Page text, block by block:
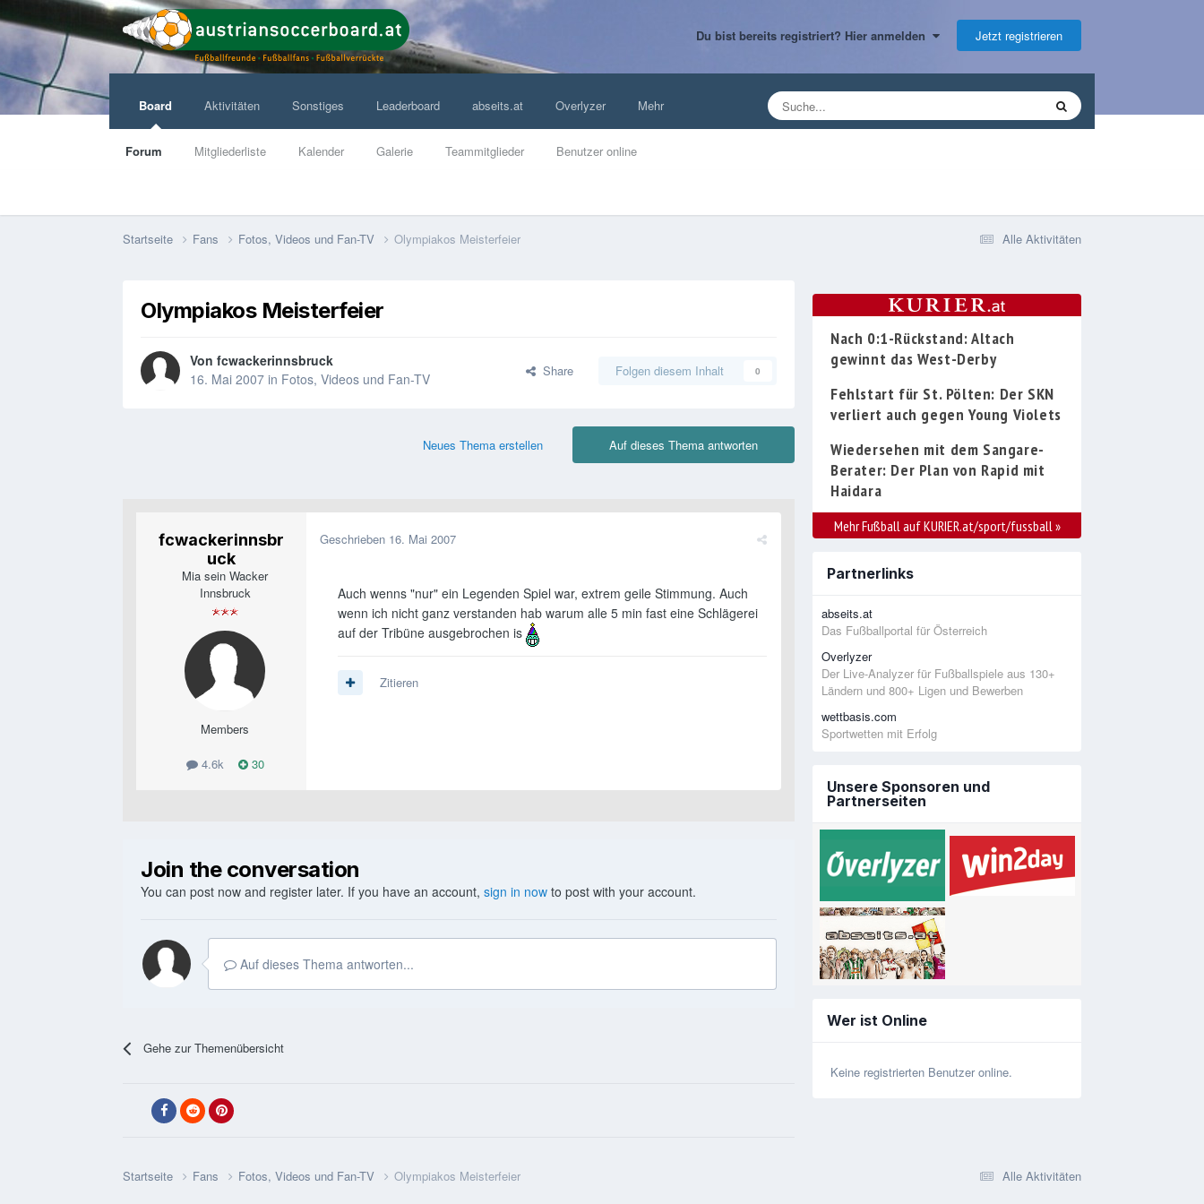
Du bist bereits registriert? Hier anmelden Jetzt registrieren
Board
Forum Mitgliederliste Kalender Galerie Teammitglieder Benutzer online
Aktivitäten Sonstiges Leaderboard abseits.at Overlyzer Mehr
Alle Aktivitäten
Startseite Fans Fotos, Videos und Fan-TV Olympiakos Meisterfeier
Olympiakos Meisterfeier
Von fcwackerinnsbruck
16. Mai 2007 in Fotos, Videos und Fan-TV Share Folgen diesem Inhalt 0
Auf dieses Thema antworten
Neues Thema erstellen
fcwackerinnsbr
uck
Mia sein Wacker
Innsbruck
Members
4.6k 30
Geschrieben 16. Mai 2007
Auch wenns "nur" ein Legenden Spiel war, extrem geile Stimmung. Auch
wenn ich nicht ganz verstanden hab warum alle 5 min fast eine Schlägerei
auf der Tribüne ausgebrochen is
Zitieren
Join the conversation
You can post now and register later. If you have an account, sign in now to post with your account.
Auf dieses Thema antworten...
Gehe zur Themenübersicht
Nach 0:1-Rückstand: Altach
gewinnt das West-Derby
Fehlstart für St. Pölten: Der SKN
verliert auch gegen Young Violets
Wiedersehen mit dem Sangare-
Berater: Der Plan von Rapid mit
Haidara
Mehr Fußball auf KURIER.at/sport/fussball »
Partnerlinks
abseits.at
Das Fußballportal für Österreich
Overlyzer
Der Live-Analyzer für Fußballspiele aus 130+
Ländern und 800+ Ligen und Bewerben
wettbasis.com
Sportwetten mit Erfolg
Unsere Sponsoren und
Partnerseiten
Wer ist Online
Keine registrierten Benutzer online.
Alle Aktivitäten
Startseite Fans Fotos, Videos und Fan-TV Olympiakos Meisterfeier